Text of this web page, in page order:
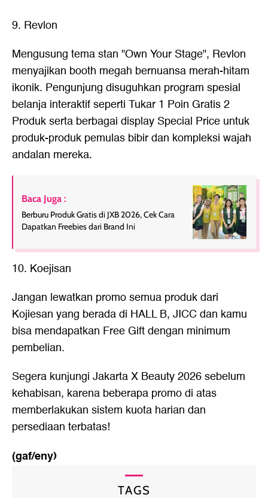
9. Revlon
Mengusung tema stan "Own Your Stage", Revlon
menyajikan booth megah bernuansa merah-hitam
ikonik. Pengunjung disuguhkan program spesial
belanja interaktif seperti Tukar 1 Poin Gratis 2
Produk serta berbagai display Special Price untuk
produk-produk pemulas bibir dan kompleksi wajah
andalan mereka.
Baca Juga :
Berburu Produk Gratis di JXB 2026, Cek Cara
Dapatkan Freebies dari Brand Ini
10. Koejisan
Jangan lewatkan promo semua produk dari
Kojiesan yang berada di HALL B, JICC dan kamu
bisa mendapatkan Free Gift dengan minimum
pembelian.
Segera kunjungi Jakarta X Beauty 2026 sebelum
kehabisan, karena beberapa promo di atas
memberlakukan sistem kuota harian dan
persediaan terbatas!
(gaf/eny)
TAGS